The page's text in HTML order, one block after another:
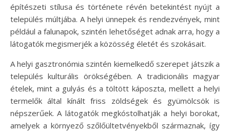
építészeti stílusa és története révén betekintést nyújt a
település múltjába. A helyi ünnepek és rendezvények, mint
például a falunapok, szintén lehetőséget adnak arra, hogy a
látogatók megismerjék a közösség életét és szokásait.
A helyi gasztronómia szintén kiemelkedő szerepet játszik a
település kulturális örökségében. A tradicionális magyar
ételek, mint a gulyás és a töltött káposzta, mellett a helyi
termelők által kínált friss zöldségek és gyümölcsök is
népszerűek. A látogatók megkóstolhatják a helyi borokat,
amelyek a környező szőlőültetvényekből származnak, így